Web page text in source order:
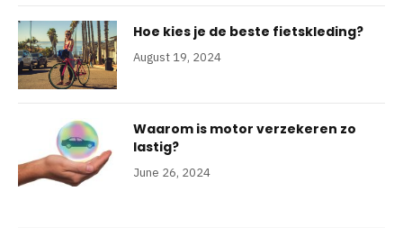
Hoe kies je de beste fietskleding?
August 19, 2024
Waarom is motor verzekeren zo
lastig?
June 26, 2024